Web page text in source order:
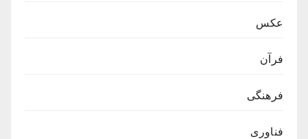
عکس
فرآن
فرهنگی
فناوری